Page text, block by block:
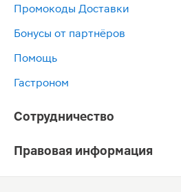
Промокоды Доставки
Бонусы от партнёров
Помощь
Гастроном
Сотрудничество
Правовая информация